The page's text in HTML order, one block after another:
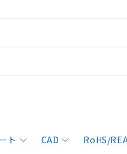
ト CAD
RoHS/